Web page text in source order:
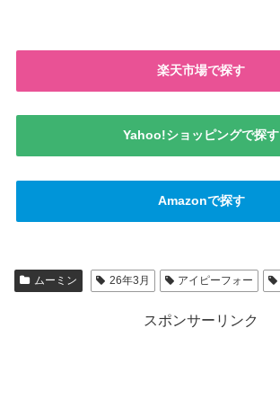
楽天市場で探す
Yahoo!ショッピングで探す
Amazonで探す
ムーミン 26年3月 アイピーフォー
スポンサーリンク